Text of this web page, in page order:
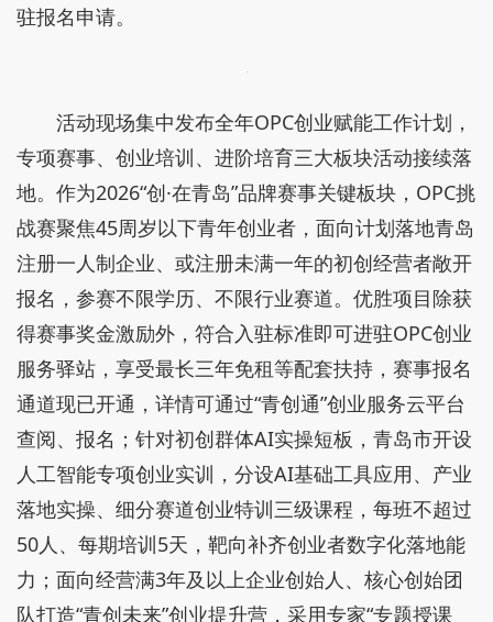
驻报名申请。
活动现场集中发布全年OPC创业赋能工作计划，
专项赛事、创业培训、进阶培育三大板块活动接续落
地。作为2026“创·在青岛”品牌赛事关键板块，OPC挑
战赛聚焦45周岁以下青年创业者，面向计划落地青岛
注册一人制企业、或注册未满一年的初创经营者敞开
报名，参赛不限学历、不限行业赛道。优胜项目除获
得赛事奖金激励外，符合入驻标准即可进驻OPC创业
服务驿站，享受最长三年免租等配套扶持，赛事报名
通道现已开通，详情可通过“青创通”创业服务云平台
查阅、报名；针对初创群体AI实操短板，青岛市开设
人工智能专项创业实训，分设AI基础工具应用、产业
落地实操、细分赛道创业特训三级课程，每班不超过
50人、每期培训5天，靶向补齐创业者数字化落地能
力；面向经营满3年及以上企业创始人、核心创始团
队打造“青创未来”创业提升营，采用专家“专题授课